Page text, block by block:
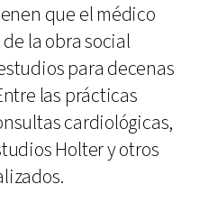
que el médico
la obra social
para decenas
las prácticas
cardiológicas,
Holter y otros